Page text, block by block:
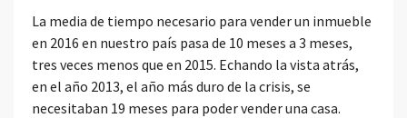
La media de tiempo necesario para vender un inmueble
en 2016 en nuestro país pasa de 10 meses a 3 meses,
tres veces menos que en 2015. Echando la vista atrás,
en el año 2013, el año más duro de la crisis, se
necesitaban 19 meses para poder vender una casa.